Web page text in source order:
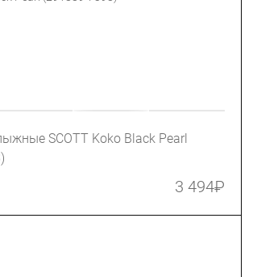
SCOTT Koko Black Pearl
3 494₽